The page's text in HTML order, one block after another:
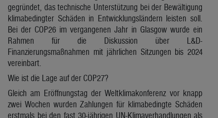
gegründet, das technische Unterstützung bei der Bewältigung
klimabedingter Schäden in Entwicklungsländern leisten soll.
Bei der COP26 im vergangenen Jahr in Glasgow wurde ein
Rahmen für die Diskussion über L&D-
Finanzierungsmaßnahmen mit jährlichen Sitzungen bis 2024
vereinbart.
Wie ist die Lage auf der COP27?
Gleich am Eröffnungstag der Weltklimakonferenz vor knapp
zwei Wochen wurden Zahlungen für klimabedingte Schäden
erstmals bei den fast 30-jährigen UN-Klimaverhandlungen als